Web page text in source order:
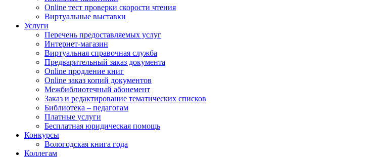
Online тест проверки скорости чтения
Виртуальные выставки
Услуги
Перечень предоставляемых услуг
Интернет-магазин
Виртуальная справочная служба
Предварительный заказ документа
Online продление книг
Online заказ копий документов
Межбиблиотечный абонемент
Заказ и редактирование тематических списков
Библиотека – педагогам
Платные услуги
Бесплатная юридическая помощь
Конкурсы
Вологодская книга года
Коллегам